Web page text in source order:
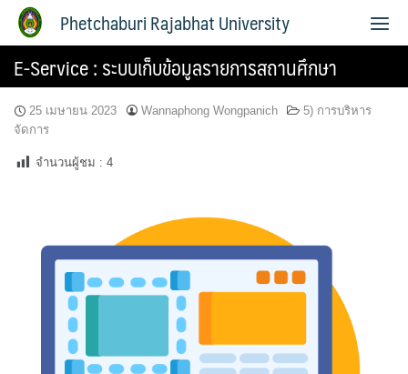
Phetchaburi Rajabhat University
E-Service : ระบบเก็บข้อมูลรายการสถานศึกษา
25 เมษายน 2023 Wannaphong Wongpanich
5) การบริหาร
จัดการ
จำนวนผู้ชม : 4